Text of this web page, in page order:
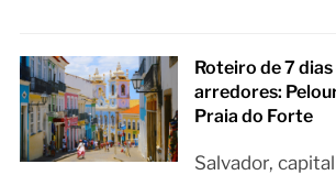
Roteiro de 7
arredores:
Praia do Forte
Salvador,